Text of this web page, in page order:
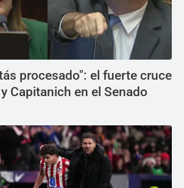
procesado": el fuerte cruce
Capitanich en el Senado